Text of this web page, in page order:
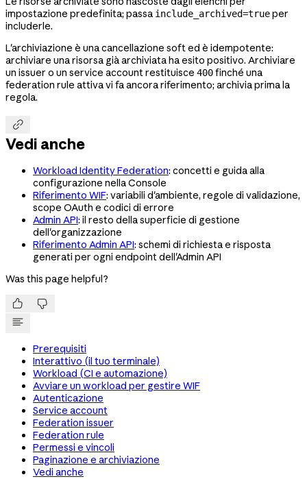
impostazione predefinita; passa include_archived=trueper
includerle.
L'archiviazione è una cancellazione soft ed è idempotente:
archiviare una risorsa già archiviata ha esito positivo. Archiviare
un issuer o un service account restituisce 400finché una
federation rule attiva vi fa ancora riferimento; archivia prima la
regola.

Vedi anche
Workload Identity Federation: concetti e guida alla
configurazione nella Console
Riferimento WIF: variabili d'ambiente, regole di validazione,
scope OAuth e codici di errore
Admin API: il resto della superficie di gestione
dell'organizzazione
Riferimento Admin API: schemi di richiesta e risposta
generati per ogni endpoint dell'Admin API
Was this page helpful?
 
Prerequisiti
Interattivo (il tuo terminale)
Workload (CI e automazione)
Avviare un workload per gestire WIF
Autenticazione
Service account
Federation issuer
Federation rule
Permessi e vincoli
Paginazione e archiviazione
Vedi anche